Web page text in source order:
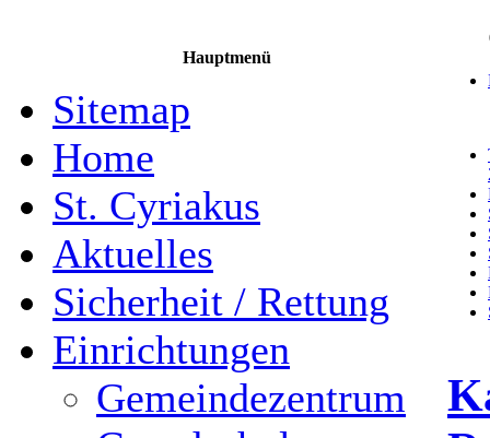
Hauptmenü
Sitemap
Home
St. Cyriakus
Aktuelles
Sicherheit / Rettung
Einrichtungen
Gemeindezentrum